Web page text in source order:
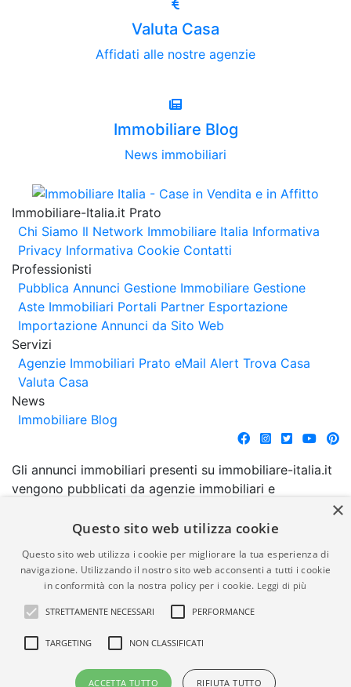
Valuta Casa
Affidati alle nostre agenzie
Immobiliare Blog
News immobiliari
Immobiliare-Italia.it Prato
Chi Siamo Il Network Immobiliare Italia Informativa
Privacy Informativa Cookie Contatti
Professionisti
Pubblica Annunci Gestione Immobiliare Gestione
Aste Immobiliari Portali Partner Esportazione
Importazione Annunci da Sito Web
Servizi
Agenzie Immobiliari Prato eMail Alert Trova Casa
Valuta Casa
News
Immobiliare Blog
Gli annunci immobiliari presenti su immobiliare-italia.it
vengono pubblicati da agenzie immobiliari e
comporta l'approvazione o l'avallo da parte di
garanzia da parte di quest'ultima. immobiliare-italia.it
quindi non è responsabile della veridicità, della
correttezza, della completezza, della normativa in
materia di privacy e/o di alcun altro aspetto dei
suddetti annunci.
© Copyright 2007 - 2026
Powered by
×
Questo sito web utilizza cookie
Questo sito web utilizza i cookie per migliorare la tua esperienza di
navigazione. Utilizzando il nostro sito web acconsenti a tutti i cookie
in conformità con la nostra policy per i cookie. Leggi di più
STRETTAMENTE NECESSARI PERFORMANCE
TARGETING NON CLASSIFICATI
ACCETTA TUTTO RIFIUTA TUTTO